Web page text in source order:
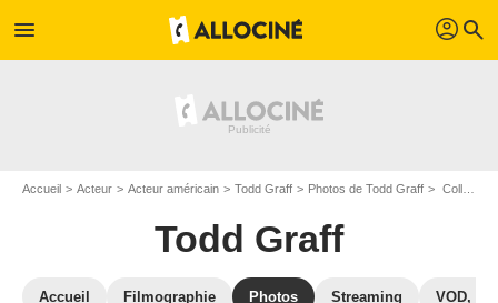
menu profil search
Accueil Acteur Acteur américain Todd Graff Photos de Todd Graff College Rock Stars : Affiche Gaelan Draper, Todd Graff
Todd Graff
Accueil Filmographie Photos Streaming VOD,